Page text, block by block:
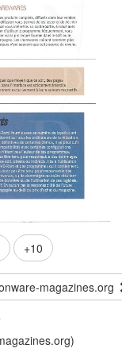
+10
magazines.org